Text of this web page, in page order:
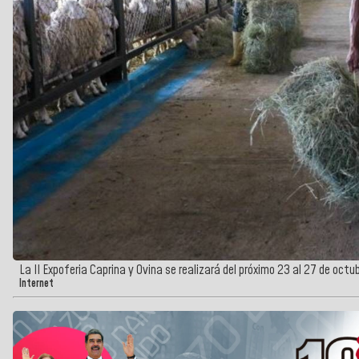
La II Expoferia Caprina y Ovina se realizará del próximo 23 al 27 de
Internet